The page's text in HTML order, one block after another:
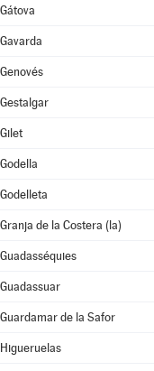
Gátova
Gavarda
Genovés
Gestalgar
Gilet
Godella
Godelleta
Granja de la Costera (la)
Guadasséquies
Guadassuar
Guardamar de la Safor
Higueruelas